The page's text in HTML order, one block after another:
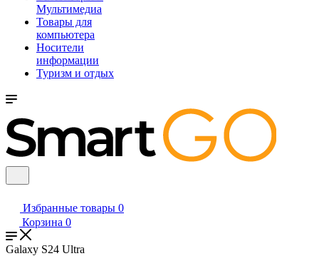
Мультимедиа
Товары для
компьютера
Носители
информации
Туризм и отдых
Избранные товары 0
Корзина 0
Galaxy S24 Ultra